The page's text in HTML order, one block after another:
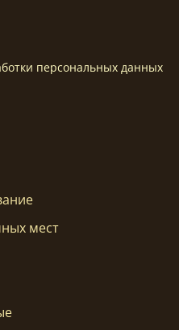
персональных данных
мест